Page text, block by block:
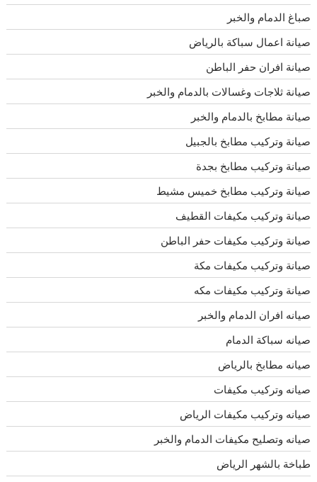
صباغ الدمام والخبر
صيانة اعمال سباكة بالرياض
صيانة افران حفر الباطن
صيانة ثلاجات وغسالات بالدمام والخبر
صيانة مطابخ بالدمام والخبر
صيانة وتركيب مطابخ بالجبيل
صيانة وتركيب مطابخ بجدة
صيانة وتركيب مطابخ خميس مشيط
صيانة وتركيب مكيفات القطيف
صيانة وتركيب مكيفات حفر الباطن
صيانة وتركيب مكيفات مكة
صيانة وتركيب مكيفات مكه
صيانه افران الدمام والخبر
صيانه سباكة الدمام
صيانه مطابخ بالرياض
صيانه وتركيب مكيفات
صيانه وتركيب مكيفات الرياض
صيانه وتصليح مكيفات الدمام والخبر
طباخة بالشهر الرياض